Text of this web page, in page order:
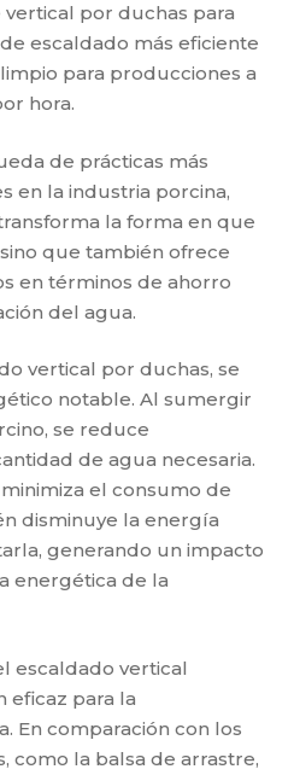
por duchas para
escaldado más eficiente
para producciones a
hora.
de prácticas más
en la industria porcina,
la forma en que
que también ofrece
en términos de ahorro
del agua.
vertical por duchas, se
notable. Al sumergir
se reduce
de agua necesaria.
el consumo de
disminuye la energía
generando un impacto
energética de la
escaldado vertical
eficaz para la
En comparación con los
como la balsa de arrastre,